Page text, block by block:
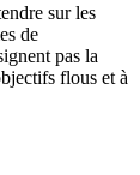
sur les
de
pas la
flous et à